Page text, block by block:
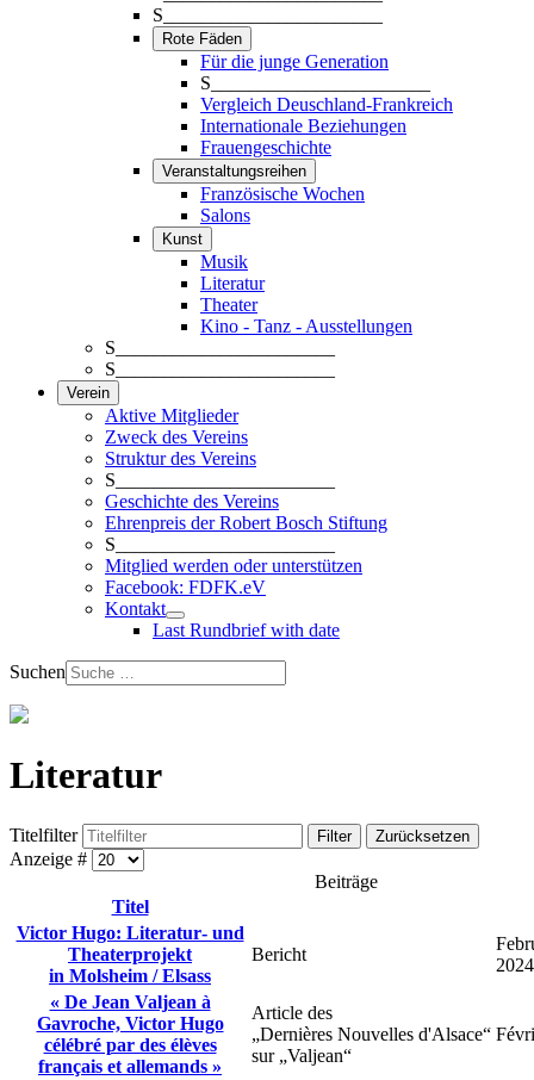
S_______________________
Rote Fäden
Für die junge Generation
S_______________________
Vergleich Deuschland-Frankreich
Internationale Beziehungen
Frauengeschichte
Veranstaltungsreihen
Französische Wochen
Salons
Kunst
Musik
Literatur
Theater
Kino - Tanz - Ausstellungen
S_______________________
S_______________________
Verein
Aktive Mitglieder
Zweck des Vereins
Struktur des Vereins
S_______________________
Geschichte des Vereins
Ehrenpreis der Robert Bosch Stiftung
S_______________________
Mitglied werden oder unterstützen
Facebook: FDFK.eV
Kontakt
Last Rundbrief with date
Suchen
Literatur
Titelfilter Filter Zurücksetzen
Anzeige #
Beiträge
Titel
Victor Hugo: Literatur‑ und
Theaterprojekt
in Molsheim / Elsass
Bericht
2024
« De Jean Valjean à
Gavroche, Victor Hugo
célébré par des élèves
français et allemands »
Article des
„Dernières Nouvelles d'Alsace“
sur „Valjean“